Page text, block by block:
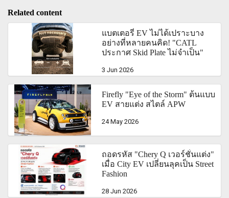
Related content
แบตเตอรี่ EV ไม่ได้เปราะบาง
อย่างที่หลายคนคิด! "CATL
ประกาศ Skid Plate ไม่จำเป็น"
3 Jun 2026
Firefly "Eye of the Storm" ต้นแบบ
EV สายแต่ง สไตล์ APW
24 May 2026
ถอดรหัส "Chery Q เวอร์ชั่นแต่ง"
เมื่อ City EV เปลี่ยนลุคเป็น Street
Fashion
28 Jun 2026